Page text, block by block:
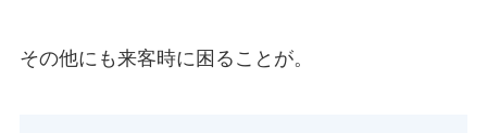
その他にも来客時に困ることが。